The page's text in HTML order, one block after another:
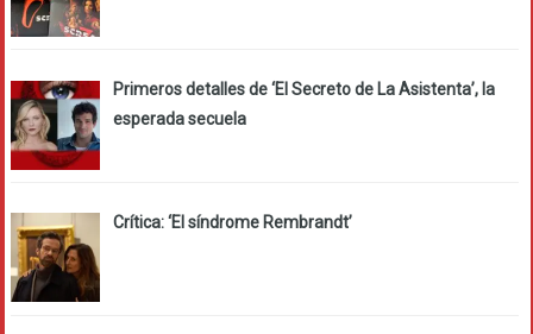
Primeros detalles de ‘El Secreto de La Asistenta’, la
esperada secuela
Crítica: ‘El síndrome Rembrandt’